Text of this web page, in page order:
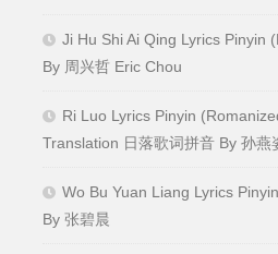
Ji Hu Shi Ai Qing Lyrics Pinyin
By 周兴哲 Eric Chou
Ri Luo Lyrics Pinyin
Translation 日落歌词拼音 By 孙燕
Wo Bu Yuan Liang Lyrics
By 张碧晨